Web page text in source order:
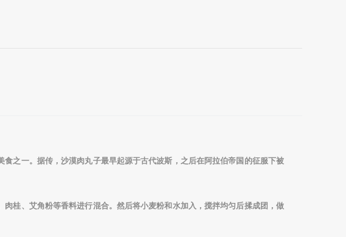
之一。据传，沙漠肉丸子最早起源于古代波斯，之后在阿拉伯帝国的征服下被
桂、艾角粉等香料进行混合。然后将小麦粉和水加入，搅拌均匀后揉成团，做